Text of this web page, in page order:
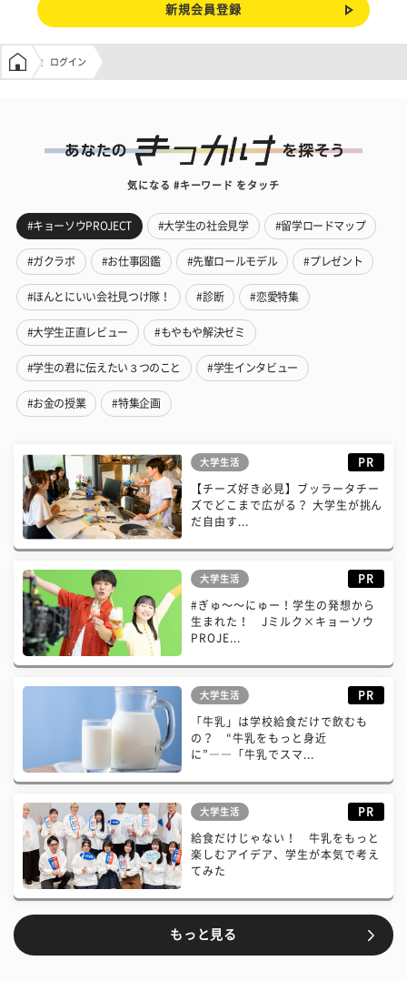
新規会員登録
学生の窓口トップ
ログイン
気になる #キーワード をタッチ
#キョーソウPROJECT #大学生の社会見学 #留学ロードマップ
#ガクラボ #お仕事図鑑 #先輩ロールモデル #プレゼント
#ほんとにいい会社見つけ隊！ #診断 #恋愛特集
#大学生正直レビュー #もやもや解決ゼミ
#学生の君に伝えたい３つのこと #学生インタビュー
#お金の授業 #特集企画
大学生活 PR
【チーズ好き必見】ブッラータチー
ズでどこまで広がる？ 大学生が挑ん
だ自由す...
大学生活 PR
#ぎゅ〜〜にゅー！学生の発想から
生まれた！ Jミルク×キョーソウ
PROJE...
大学生活 PR
「牛乳」は学校給食だけで飲むも
の？ “牛乳をもっと身近
に”――「牛乳でスマ...
大学生活 PR
給食だけじゃない！ 牛乳をもっと
楽しむアイデア、学生が本気で考え
てみた
もっと見る